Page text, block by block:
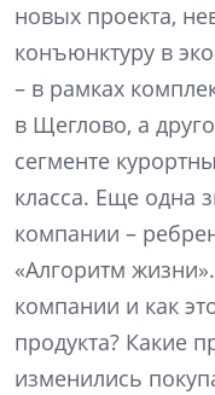
новых проекта,
конъюнктуру в
– в рамках
в Щеглово, а
сегменте
класса. Еще одна
компании –
«Алгоритм
компании и как
продукта? Какие
изменились